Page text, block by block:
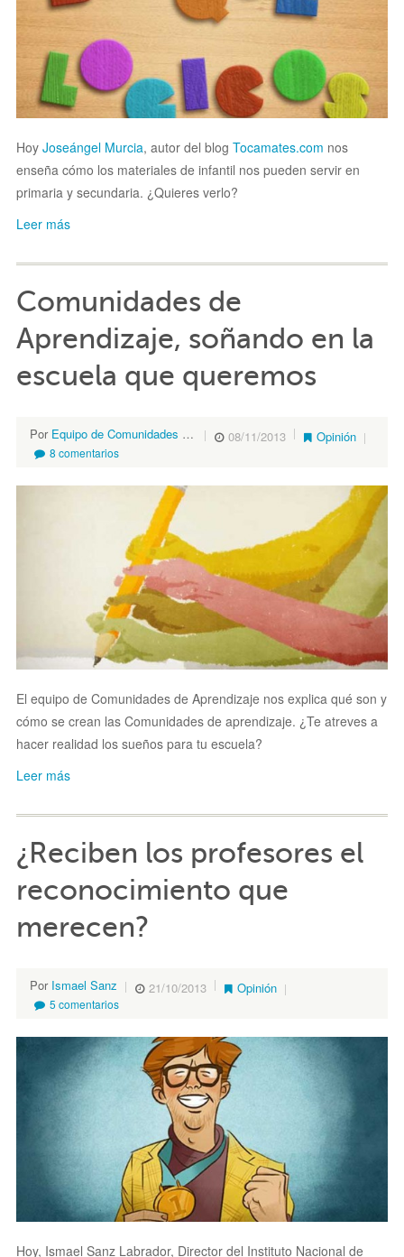
Hoy Joseángel Murcia, autor del blog Tocamates.com nos
enseña cómo los materiales de infantil nos pueden servir en
primaria y secundaria. ¿Quieres verlo?
Leer más
Comunidades de
Aprendizaje, soñando en la
escuela que queremos
Por Equipo de Comunidades de Aprendizaje 08/11/2013 Opinión
8 comentarios
El equipo de Comunidades de Aprendizaje nos explica qué son y
cómo se crean las Comunidades de aprendizaje. ¿Te atreves a
hacer realidad los sueños para tu escuela?
Leer más
¿Reciben los profesores el
reconocimiento que
merecen?
Por Ismael Sanz 21/10/2013 Opinión
5 comentarios
Hoy, Ismael Sanz Labrador, Director del Instituto Nacional de